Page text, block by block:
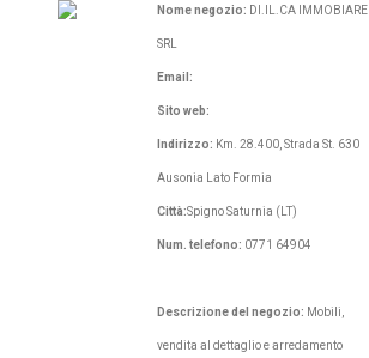
Nome negozio: DI.IL.CA IMMOBIARE
SRL
Email:
Sito web:
Indirizzo: Km. 28.400, Strada St. 630
Ausonia Lato Formia
Città:Spigno Saturnia (LT)
Num. telefono: 0771 64904
Descrizione del negozio: Mobili,
vendita al dettaglio e arredamento